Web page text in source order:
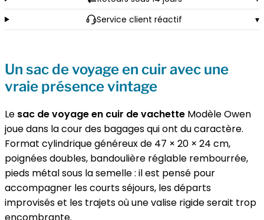
de
vintage
-
Owen
Service client réactif
▾
Un sac de voyage en cuir avec une
vraie présence vintage
Le sac de voyage en cuir de vachette Modèle Owen
joue dans la cour des bagages qui ont du caractère.
Format cylindrique généreux de 47 × 20 × 24 cm,
poignées doubles, bandoulière réglable rembourrée,
pieds métal sous la semelle : il est pensé pour
accompagner les courts séjours, les départs
improvisés et les trajets où une valise rigide serait trop
encombrante.